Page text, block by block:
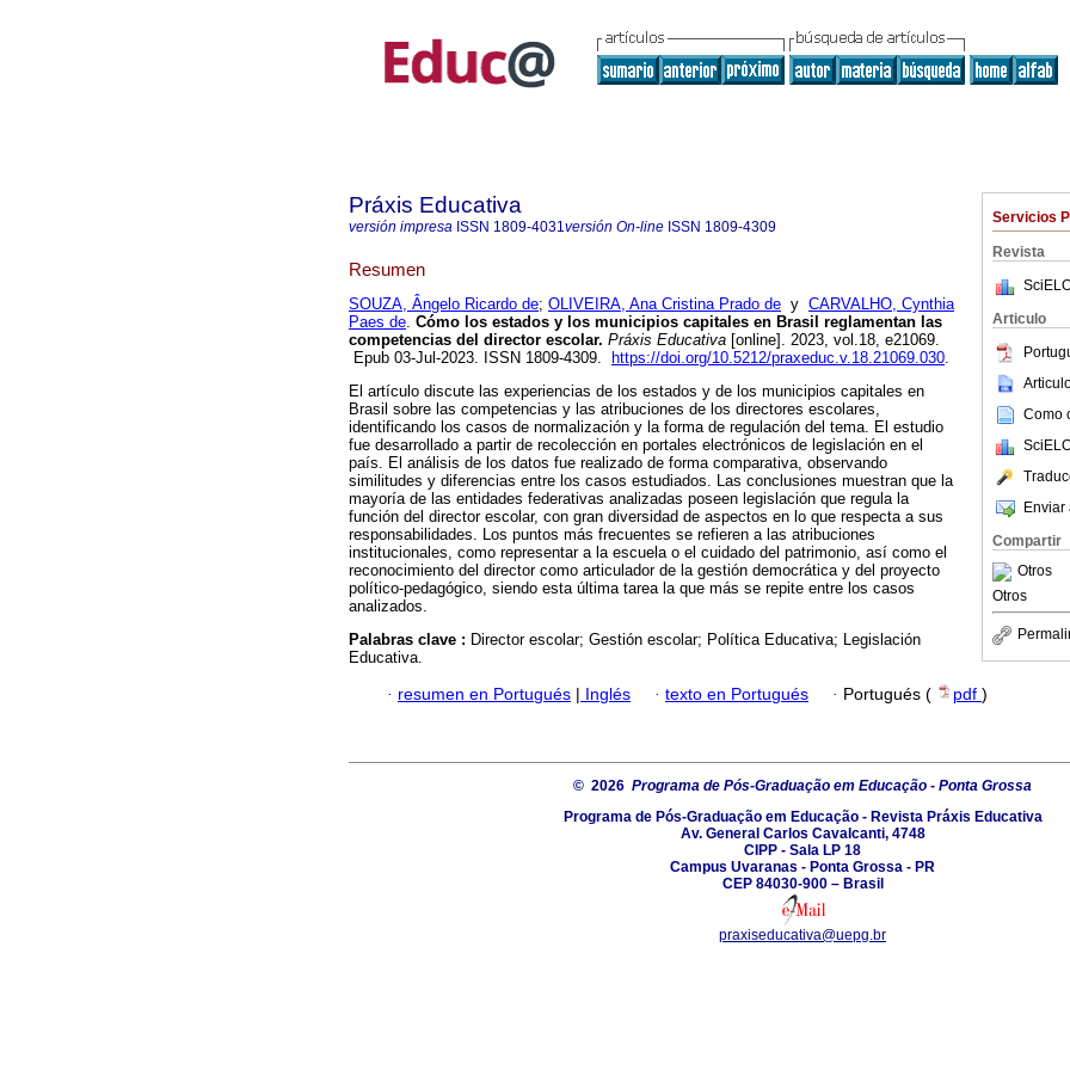
Servicios
Revista
Articulo
Como
Enviar
Compartir
Otros
Otros
Práxis Educativa
versión impresa ISSN 1809-4031versión On-line ISSN 1809-4309
Resumen
SOUZA, Ângelo Ricardo de; OLIVEIRA, Ana Cristina Prado de y CARVALHO, Cynthia
Paes de. Cómo los estados y los municipios capitales en Brasil reglamentan las
competencias del director escolar. Práxis Educativa [online]. 2023, vol.18, e21069.
Epub 03-Jul-2023. ISSN 1809-4309.
https://doi.org/10.5212/praxeduc.v.18.21069.030.
El artículo discute las experiencias de los estados y de los municipios capitales en
Brasil sobre las competencias y las atribuciones de los directores escolares,
identificando los casos de normalización y la forma de regulación del tema. El estudio
fue desarrollado a partir de recolección en portales electrónicos de legislación en el
país. El análisis de los datos fue realizado de forma comparativa, observando
similitudes y diferencias entre los casos estudiados. Las conclusiones muestran que la
mayoría de las entidades federativas analizadas poseen legislación que regula la
función del director escolar, con gran diversidad de aspectos en lo que respecta a sus
responsabilidades. Los puntos más frecuentes se refieren a las atribuciones
institucionales, como representar a la escuela o el cuidado del patrimonio, así como el
reconocimiento del director como articulador de la gestión democrática y del proyecto
político-pedagógico, siendo esta última tarea la que más se repite entre los casos
analizados.
Palabras clave : Director escolar; Gestión escolar; Política Educativa; Legislación
Educativa.
· resumen en Portugués | Inglés · texto en Portugués · Portugués ( pdf )
© 2026 Programa de Pós-Graduação em Educação - Ponta Grossa
Programa de Pós-Graduação em Educação - Revista Práxis Educativa
Av. General Carlos Cavalcanti, 4748
CIPP - Sala LP 18
Campus Uvaranas - Ponta Grossa - PR
CEP 84030-900 – Brasil
praxiseducativa@uepg.br